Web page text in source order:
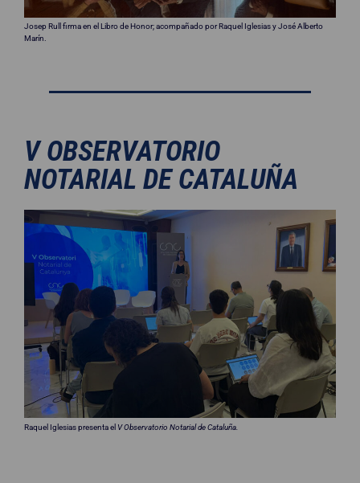
Josep Rull firma en el Libro de Honor; acompañado por Raquel Iglesias y José Alberto
Marín.
V OBSERVATORIO
NOTARIAL DE CATALUÑA
Raquel Iglesias presenta el V Observatorio Notarial de Cataluña.